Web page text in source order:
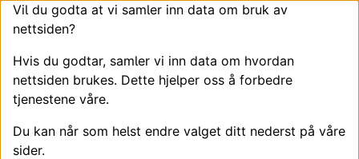
Vil du godta at vi samler inn data om bruk av
nettsiden?
Hvis du godtar, samler vi inn data om hvordan
nettsiden brukes. Dette hjelper oss å forbedre
tjenestene våre.
Du kan når som helst endre valget ditt nederst på våre
sider.